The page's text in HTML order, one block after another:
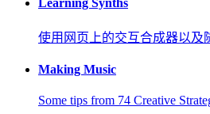
使用网页上的交互合成器以及
Making Music
Some tips from 74 Creative